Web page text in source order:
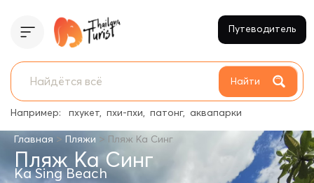
Найти
Например: пхукет пхи-пхи патонг аквапарки
Путеводитель
Главная > Пляжи > Пляж Ка Синг
Пляж Ка Синг
Ka Sing Beach